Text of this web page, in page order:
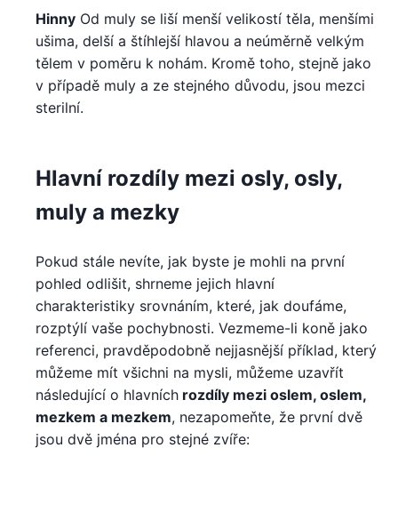
Hinny Od muly se liší menší velikostí těla, menšími
ušima, delší a štíhlejší hlavou a neúměrně velkým
tělem v poměru k nohám. Kromě toho, stejně jako
v případě muly a ze stejného důvodu, jsou mezci
sterilní.
Hlavní rozdíly mezi osly, osly,
muly a mezky
Pokud stále nevíte, jak byste je mohli na první
pohled odlišit, shrneme jejich hlavní
charakteristiky srovnáním, které, jak doufáme,
rozptýlí vaše pochybnosti. Vezmeme-li koně jako
referenci, pravděpodobně nejjasnější příklad, který
můžeme mít všichni na mysli, můžeme uzavřít
následující o hlavních rozdíly mezi oslem, oslem,
mezkem a mezkem, nezapomeňte, že první dvě
jsou dvě jména pro stejné zvíře: